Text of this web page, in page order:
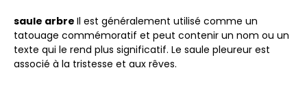
saule arbre Il est généralement utilisé comme un
tatouage commémoratif et peut contenir un nom ou un
texte qui le rend plus significatif. Le saule pleureur est
associé à la tristesse et aux rêves.